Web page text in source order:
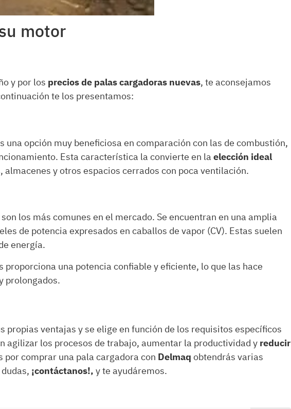
motor
y por los precios de palas cargadoras nuevas, te aconsejamos
te los presentamos:
una opción muy beneficiosa en comparación con las de combustión,
Esta característica la convierte en laelección ideal
y otros espacios cerrados con poca ventilación.
son los más comunes en el mercado. Se encuentran en una amplia
de potencia expresados en caballos de vapor (CV). Estas suelen
energía.
una potencia confiable y eficiente, lo que las hace
prolongados.
propias ventajas y se elige en función de los requisitos específicos
agilizar los procesos de trabajo, aumentar la productividad yreducir
por comprar una pala cargadora con Delmaqobtendrás varias
¡contáctanos!,y te ayudáremos.